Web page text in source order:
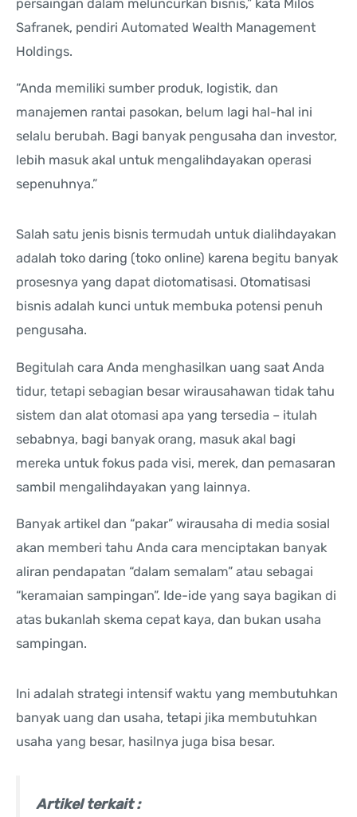
persaingan dalam meluncurkan bisnis,” kata Milos
Safranek, pendiri Automated Wealth Management
Holdings.
“Anda memiliki sumber produk, logistik, dan
manajemen rantai pasokan, belum lagi hal-hal ini
selalu berubah. Bagi banyak pengusaha dan investor,
lebih masuk akal untuk mengalihdayakan operasi
sepenuhnya.”
Salah satu jenis bisnis termudah untuk dialihdayakan
adalah toko daring (toko online) karena begitu banyak
prosesnya yang dapat diotomatisasi. Otomatisasi
bisnis adalah kunci untuk membuka potensi penuh
pengusaha.
Begitulah cara Anda menghasilkan uang saat Anda
tidur, tetapi sebagian besar wirausahawan tidak tahu
sistem dan alat otomasi apa yang tersedia – itulah
sebabnya, bagi banyak orang, masuk akal bagi
mereka untuk fokus pada visi, merek, dan pemasaran
sambil mengalihdayakan yang lainnya.
Banyak artikel dan “pakar” wirausaha di media sosial
akan memberi tahu Anda cara menciptakan banyak
aliran pendapatan “dalam semalam” atau sebagai
“keramaian sampingan”. Ide-ide yang saya bagikan di
atas bukanlah skema cepat kaya, dan bukan usaha
sampingan.
Ini adalah strategi intensif waktu yang membutuhkan
banyak uang dan usaha, tetapi jika membutuhkan
usaha yang besar, hasilnya juga bisa besar.
Artikel terkait :